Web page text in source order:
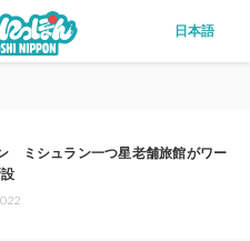
日本語
ミシュラン一つ星老舗旅館がワー